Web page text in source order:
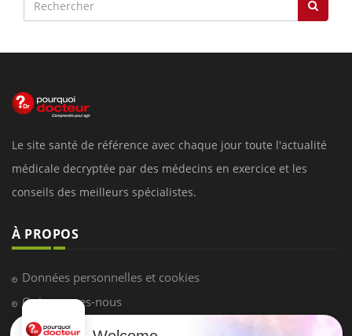
Le site santé de référence avec chaque jour toute l'actualité
médicale decryptée par des médecins en exercice et les
conseils des meilleurs spécialistes.
À PROPOS
Données personnelles et cookies
Qui sommes-nous
Conditions d'utilisation